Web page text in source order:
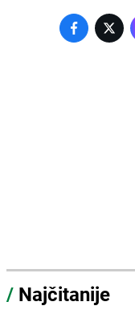
/ Najčitanije